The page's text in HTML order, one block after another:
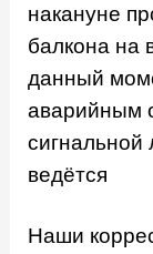
накануне
балкона на
данный
аварийным
сигнальной
ведётся
Наши